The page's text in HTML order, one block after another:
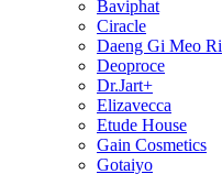
Baviphat
Ciracle
Daeng Gi Meo Ri
Deoproce
Dr.Jart+
Elizavecca
Etude House
Gain Cosmetics
Gotaiyo